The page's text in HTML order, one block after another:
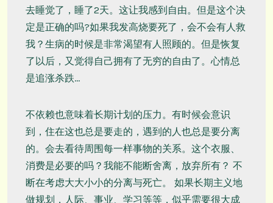
去睡觉了，睡了2天。这让我感到自由。但是这个决
定是正确的吗?如果我发高烧要死了，会不会有人救
我？生病的时候是非常渴望有人照顾的。但是恢复
了以后，又觉得自己拥有了无穷的自由了。心情总
是追涨杀跌…
不依赖也意味着长期计划的压力。有时候会意识
到，住在这也总是要走的，遇到的人也总是要分离
的。会去看待周围每一样事物的关系。这个衣服、
消费是必要的吗？我能不能断舍离，放弃所有？ 不
断在考虑大大小小的分离与死亡。 如果长期主义地
做规划，人际、事业、学习等等，似乎需要很大成